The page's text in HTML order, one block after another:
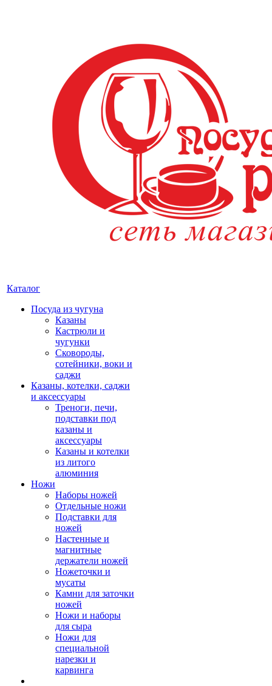
Каталог
Посуда из чугуна
Казаны
Кастрюли и
чугунки
Сковороды,
сотейники, воки и
саджи
Казаны, котелки, саджи
и аксессуары
Треноги, печи,
подставки под
казаны и
аксессуары
Казаны и котелки
из литого
алюминия
Ножи
Наборы ножей
Отдельные ножи
Подставки для
ножей
Настенные и
магнитные
держатели ножей
Ножеточки и
мусаты
Камни для заточки
ножей
Ножи и наборы
для сыра
Ножи для
специальной
нарезки и
карвинга